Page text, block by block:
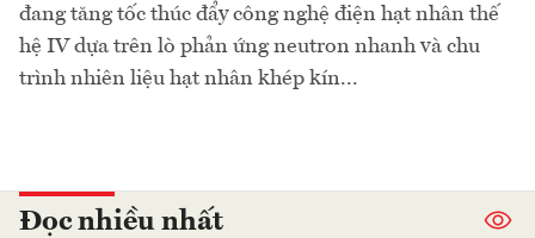
đang tăng tốc thúc đẩy công nghệ điện hạt nhân thế
hệ IV dựa trên lò phản ứng neutron nhanh và chu
trình nhiên liệu hạt nhân khép kín...
Đọc nhiều nhất